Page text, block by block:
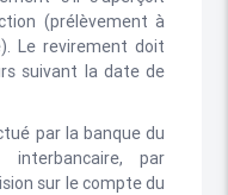
(prélèvement à
Le revirement doit
suivant la date de
par la banque du
interbancaire, par
sur le compte du